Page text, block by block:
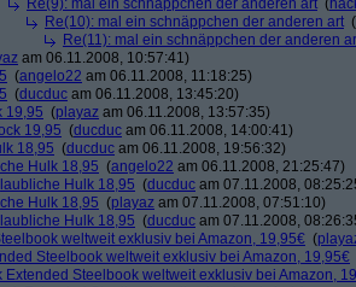
Re(9): mal ein schnäppchen der anderen art (
Re(10): mal ein schnäppchen der anderen art (
Re(11): mal ein schnäppchen der anderen
am 06.11.2008, 10:57:41)
(angelo22 am 06.11.2008, 11:18:25)
(ducduc am 06.11.2008, 13:45:20)
19,95 (playaz am 06.11.2008, 13:57:35)
19,95 (ducduc am 06.11.2008, 14:00:41)
18,95 (ducduc am 06.11.2008, 19:56:32)
Hulk 18,95 (angelo22 am 06.11.2008, 21:25:47)
Hulk 18,95 (ducduc am 07.11.2008,
Hulk 18,95 (playaz am 07.11.2008, 07:51:10)
Hulk 18,95 (ducduc am 07.11.2008,
weltweit exklusiv bei Amazon, 19,95€ (
Steelbook weltweit exklusiv bei Amazon, 19,95€
Extended Steelbook weltweit exklusiv bei Amazon,